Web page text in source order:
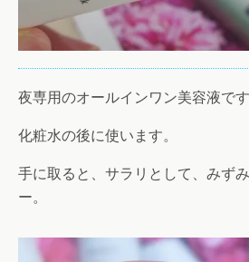
夜専用のオールインワン美容液です
化粧水の後に使います。
手に取ると、サラリとして、みず
ー。